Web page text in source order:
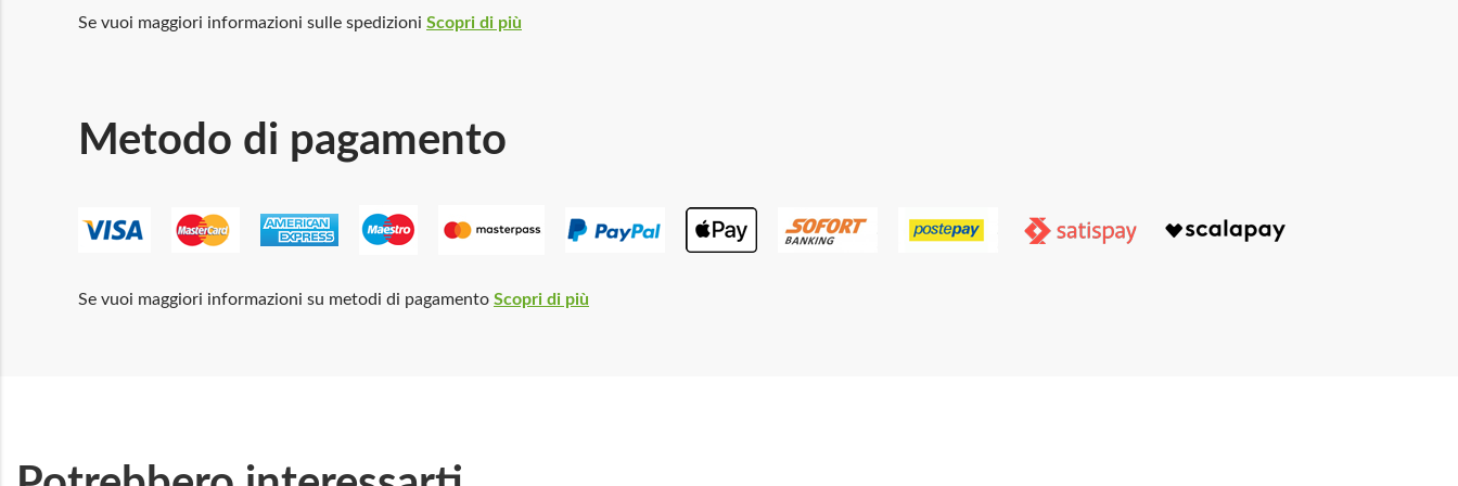
Se vuoi maggiori informazioni sulle spedizioni Scopri di più
Metodo di pagamento
Se vuoi maggiori informazioni su metodi di pagamento Scopri di più